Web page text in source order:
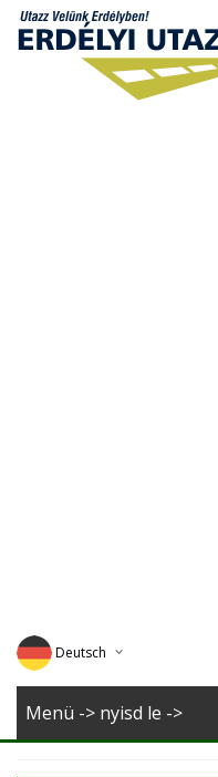
Deutsch
English
Menü -> nyisd le ->